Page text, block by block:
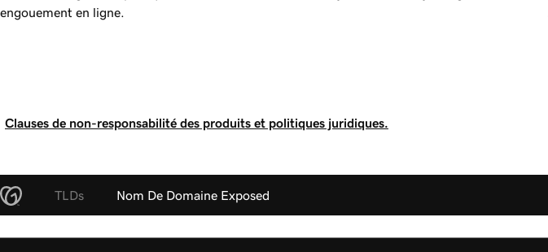
engouement en ligne.
Clauses de non-responsabilité des produits et politiques juridiques.
TLDs Nom De Domaine Exposed